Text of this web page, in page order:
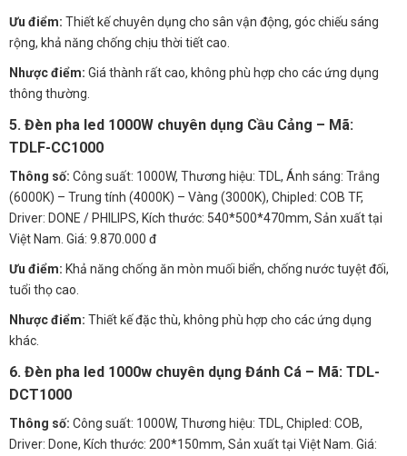
Ưu điểm: Thiết kế chuyên dụng cho sân vận động, góc chiếu sáng
rộng, khả năng chống chịu thời tiết cao.
Nhược điểm: Giá thành rất cao, không phù hợp cho các ứng dụng
thông thường.
5. Đèn pha led 1000W chuyên dụng Cầu Cảng – Mã:
TDLF-CC1000
Thông số: Công suất: 1000W, Thương hiệu: TDL, Ánh sáng: Trắng
(6000K) – Trung tính (4000K) – Vàng (3000K), Chipled: COB TF,
Driver: DONE / PHILIPS, Kích thước: 540*500*470mm, Sản xuất tại
Việt Nam. Giá: 9.870.000 đ
Ưu điểm: Khả năng chống ăn mòn muối biển, chống nước tuyệt đối,
tuổi thọ cao.
Nhược điểm: Thiết kế đặc thù, không phù hợp cho các ứng dụng
khác.
6. Đèn pha led 1000w chuyên dụng Đánh Cá – Mã: TDL-
DCT1000
Thông số: Công suất: 1000W, Thương hiệu: TDL, Chipled: COB,
Driver: Done, Kích thước: 200*150mm, Sản xuất tại Việt Nam. Giá: